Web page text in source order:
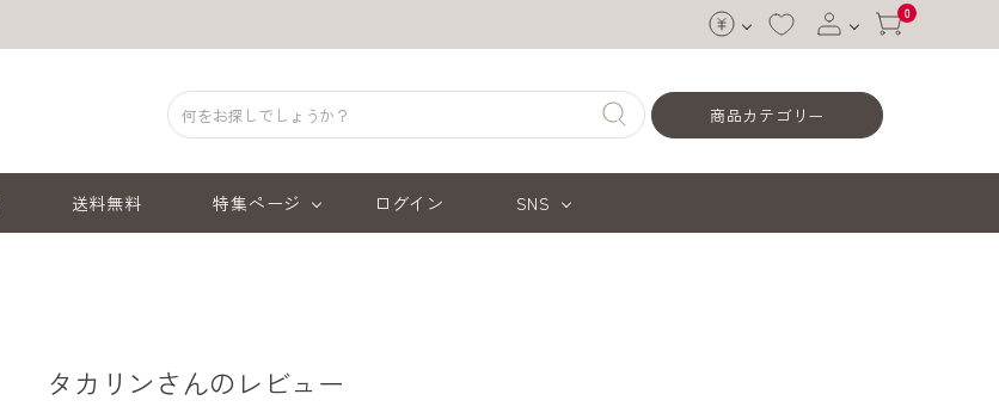
会員登録
0
商品カテゴリー
送料無料 特集ページ ログイン SNS
タカリンさんのレビュー